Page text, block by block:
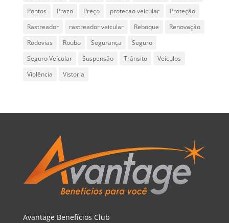
Pontos
Prazo Preço protecao veicular
Proteção
Rastreador
rastreador veicular Reboque
Renovação
Rodovias
Roubo Segurança
Seguro
Seguro Veícular
Suspensão Trânsito
Veículos
Violência
Vistoria
Avantage Benefícios Club